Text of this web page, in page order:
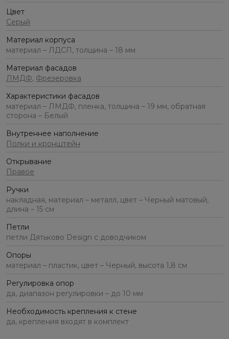
Цвет
Серый
Материал корпуса
материал – ЛДСП, толщина – 18 мм
Материал фасадов
ЛМДФ, Фрезеровка
Характеристики фасадов
материал – ЛМДФ, пленка, толщина – 19 мм, обратная
сторона – Белый
Внутреннее наполнение
Полки и кронштейн
Открывание
Правое
Ручки
накладная, материал – металл, цвет – Черный матовый,
длина – 15 см
Петли
петли Дятьково Design с доводчиком
Опоры
материал – пластик, цвет – Черный, высота 1,8 см
Регулировка опор
да, диапазон регулировки – до 10 мм
Необходимость крепления к стене
да, крепления входят в комплект